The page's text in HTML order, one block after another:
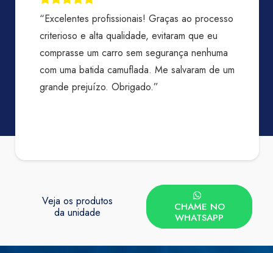
“Experiência excelente, só tenho a agradecer
toda atenção, agilidade, sem palavras, rápidos,
prestativos, atenciosos. O laudo fica pronto
muito rápido, indico mil vezes, além do preço
justo. Destaque para o atendimento da Bia e
Veja os produtos
da unidade
CHAME NO
WHATSAPP